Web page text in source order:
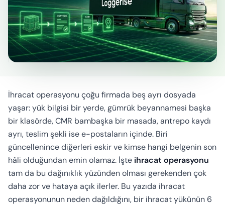
İhracat operasyonu çoğu firmada beş ayrı dosyada
yaşar: yük bilgisi bir yerde, gümrük beyannamesi başka
bir klasörde, CMR bambaşka bir masada, antrepo kaydı
ayrı, teslim şekli ise e-postaların içinde. Biri
güncellenince diğerleri eskir ve kimse hangi belgenin son
hâli olduğundan emin olamaz. İşte ihracat operasyonu
tam da bu dağınıklık yüzünden olması gerekenden çok
daha zor ve hataya açık ilerler. Bu yazıda ihracat
operasyonunun neden dağıldığını, bir ihracat yükünün 6